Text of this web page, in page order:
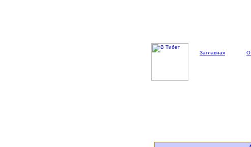
Заглавная О